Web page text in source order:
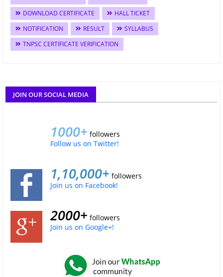
DOWNLOAD CERTIFICATE
HALL TICKET
NOTIFICATION
RESULT
SYLLABUS
TNPSC CERTIFICATE VERIFICATION
JOIN OUR SOCIAL MEDIA
1000+ followers
Follow us on Twitter!
1,10,000+ followers
Join us on Facebook!
2000+ followers
Join us on Google+!